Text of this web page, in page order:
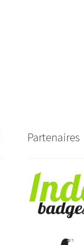
Partenaires